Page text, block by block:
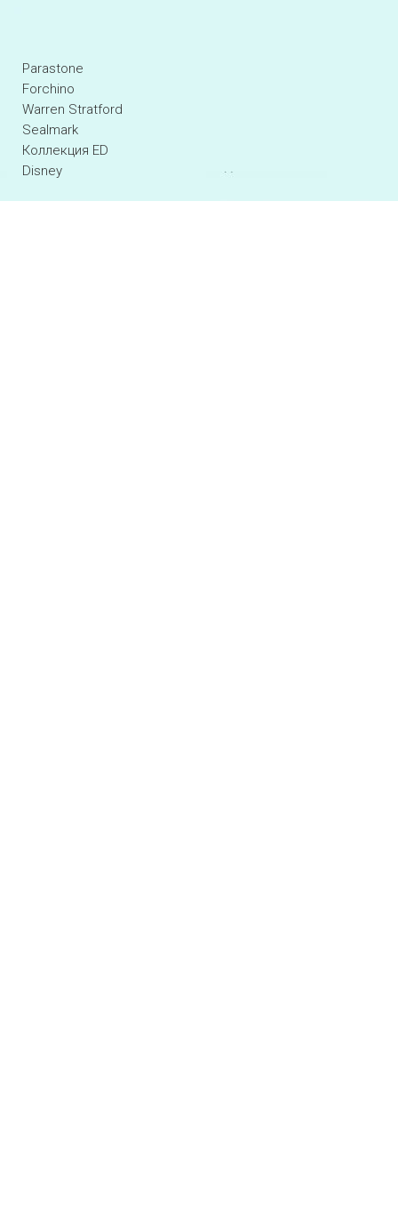
Parastone
Forchino
Warren Stratford
Sealmark
Коллекция ED
Disney